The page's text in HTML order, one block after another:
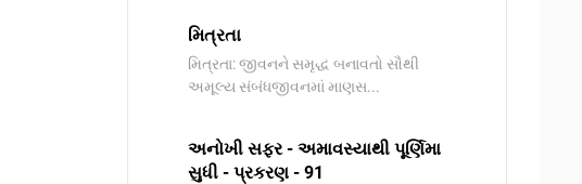
મિત્રતા
મિત્રતા: જીવનને સમૃદ્ધ બનાવતો સૌથી
અમૂલ્ય સંબંધજીવનમાં માણસ...
અનોખી સફર - અમાવસ્યાથી પૂર્ણિમા
સુધી - પ્રકરણ - 91